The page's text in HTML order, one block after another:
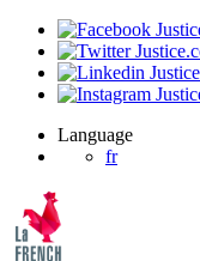
Language
fr